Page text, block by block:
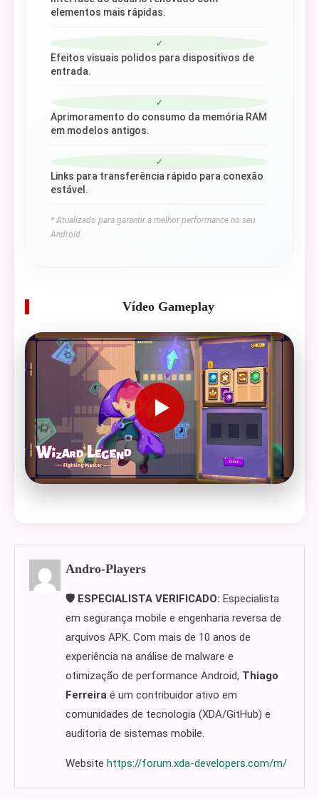
elementos mais rápidas.
✓
Efeitos visuais polidos para dispositivos de
entrada.
✓
Aprimoramento do consumo da memória RAM
em modelos antigos.
✓
Links para transferência rápido para conexão
estável.
* Atualizado para garantir a melhor performance no seu
Android.
Vídeo Gameplay
Andro-Players
🛡️ ESPECIALISTA VERIFICADO: Especialista
em segurança mobile e engenharia reversa de
arquivos APK. Com mais de 10 anos de
experiência na análise de malware e
otimização de performance Android, Thiago
Ferreira é um contribuidor ativo em
comunidades de tecnologia (XDA/GitHub) e
auditoria de sistemas mobile.
Website https://forum.xda-developers.com/m/